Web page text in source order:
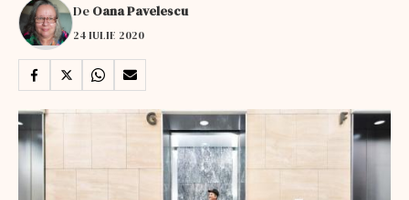
De Oana Pavelescu
24 IULIE 2020